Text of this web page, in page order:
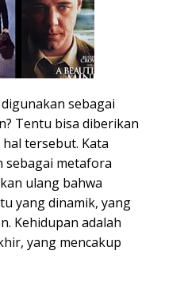
sebagai
Tentu bisa diberikan
tersebut. Kata
sebagai metafora
ulang bahwa
yang dinamik, yang
Kehidupan adalah
yang mencakup